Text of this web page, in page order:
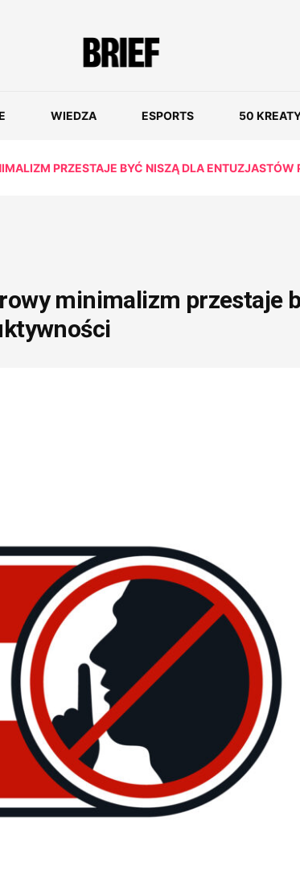
WIEDZA ESPORTS 50
PRZESTAJE BYĆ NISZĄ DLA ENTUZJASTÓW
minimalizm przestaje